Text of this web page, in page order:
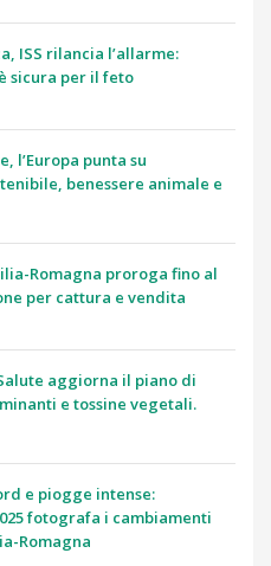
ISS rilancia l’allarme:
sicura per il feto
l’Europa punta su
benessere animale e
Romagna proroga fino al
per cattura e vendita
aggiorna il piano di
e tossine vegetali.
e piogge intense:
fotografa i cambiamenti
Romagna